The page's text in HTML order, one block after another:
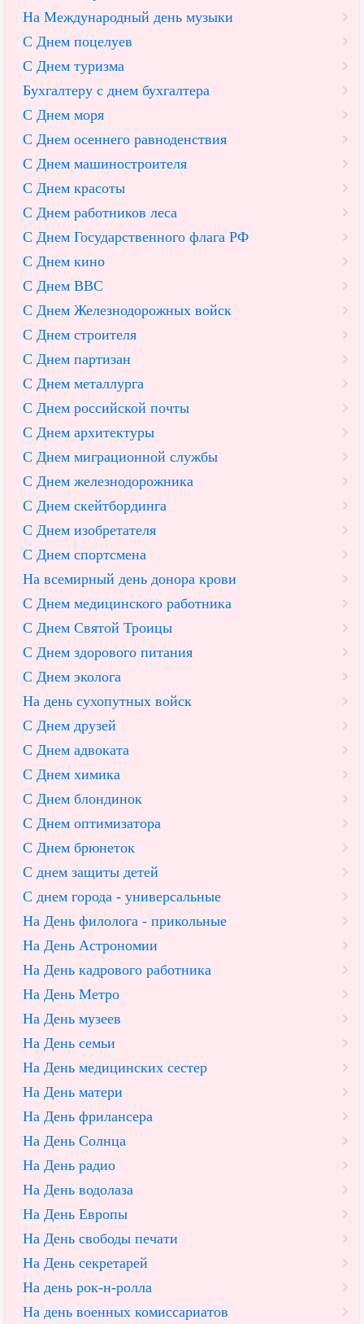
На Международный день музыки
С Днем поцелуев
С Днем туризма
Бухгалтеру с днем бухгалтера
С Днем моря
С Днем осеннего равноденствия
С Днем машиностроителя
С Днем красоты
С Днем работников леса
С Днем Государственного флага РФ
С Днем кино
С Днем ВВС
С Днем Железнодорожных войск
С Днем строителя
С Днем партизан
С Днем металлурга
С Днем российской почты
С Днем архитектуры
С Днем миграционной службы
С Днем железнодорожника
С Днем скейтбординга
С Днем изобретателя
С Днем спортсмена
На всемирный день донора крови
С Днем медицинского работника
С Днем Святой Троицы
С Днем здорового питания
С Днем эколога
На день сухопутных войск
С Днем друзей
С Днем адвоката
С Днем химика
С Днем блондинок
С Днем оптимизатора
С Днем брюнеток
С днем защиты детей
С днем города - универсальные
На День филолога - прикольные
На День Астрономии
На День кадрового работника
На День Метро
На День музеев
На День семьи
На День медицинских сестер
На День матери
На День фрилансера
На День Солнца
На День радио
На День водолаза
На День Европы
На День свободы печати
На День секретарей
На день рок-н-ролла
На день военных комиссариатов